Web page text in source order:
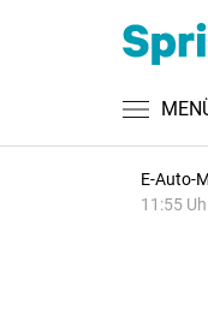
E-Auto-
11:55